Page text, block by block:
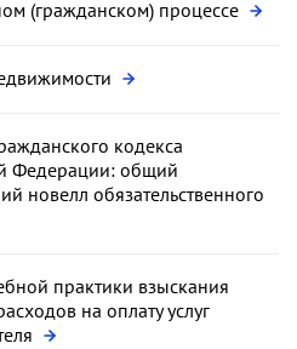
(гражданском) процессе
кодекса
Федерации: общий
новелл обязательственного
практики взыскания
на оплату услуг